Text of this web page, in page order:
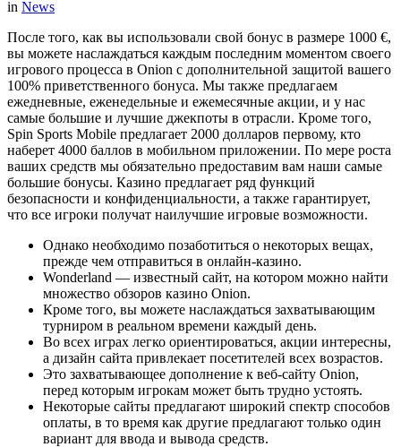
in News
После того, как вы использовали свой бонус в размере 1000 €,
вы можете наслаждаться каждым последним моментом своего
игрового процесса в Onion с дополнительной защитой вашего
100% приветственного бонуса. Мы также предлагаем
ежедневные, еженедельные и ежемесячные акции, и у нас
самые большие и лучшие джекпоты в отрасли. Кроме того,
Spin Sports Mobile предлагает 2000 долларов первому, кто
наберет 4000 баллов в мобильном приложении. По мере роста
ваших средств мы обязательно предоставим вам наши самые
большие бонусы. Казино предлагает ряд функций
безопасности и конфиденциальности, а также гарантирует,
что все игроки получат наилучшие игровые возможности.
Однако необходимо позаботиться о некоторых вещах,
прежде чем отправиться в онлайн-казино.
Wonderland — известный сайт, на котором можно найти
множество обзоров казино Onion.
Кроме того, вы можете наслаждаться захватывающим
турниром в реальном времени каждый день.
Во всех играх легко ориентироваться, акции интересны,
а дизайн сайта привлекает посетителей всех возрастов.
Это захватывающее дополнение к веб-сайту Onion,
перед которым игрокам может быть трудно устоять.
Некоторые сайты предлагают широкий спектр способов
оплаты, в то время как другие предлагают только один
вариант для ввода и вывода средств.